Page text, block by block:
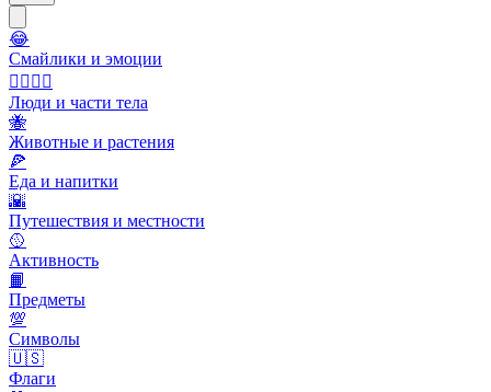
😂
Смайлики и эмоции
👩‍❤️‍💋‍👨
Люди и части тела
🐝
Животные и растения
🍕
Еда и напитки
🌇
Путешествия и местности
🥎
Активность
📙
Предметы
💯
Символы
🇺🇸
Флаги